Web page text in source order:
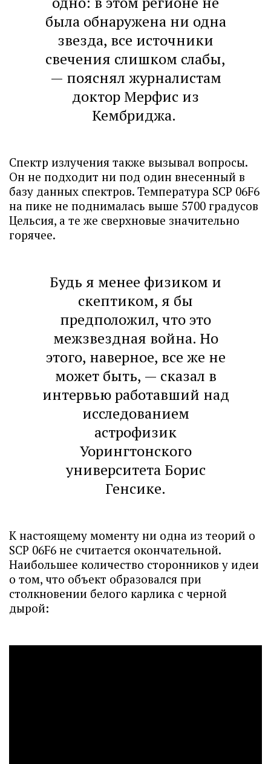
была обнаружена ни одна
звезда, все источники
свечения слишком слабы,
— пояснял журналистам
доктор Мерфис из
Кембриджа.
Спектр излучения также вызывал вопросы.
Он не подходит ни под один внесенный в
базу данных спектров. Температура SCP 06F6
на пике не поднималась выше 5700 градусов
Цельсия, а те же сверхновые значительно
горячее.
Будь я менее физиком и
скептиком, я бы
предположил, что это
межзвездная война. Но
этого, наверное, все же не
может быть, — сказал в
интервью работавший над
исследованием
астрофизик
Уорингтонского
университета Борис
Генсике.
К настоящему моменту ни одна из теорий о
SCP 06F6 не считается окончательной.
Наибольшее количество сторонников у идеи
о том, что объект образовался при
столкновении белого карлика с черной
дырой: